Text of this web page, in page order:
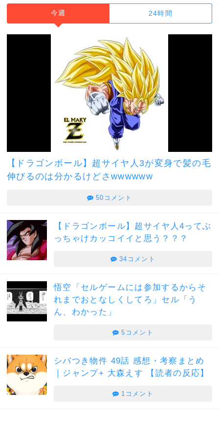
今週 24時間
【ドラゴンボール】超サイヤ人3が変身で髪の毛
伸びるのは分かるけどさwwwwww
50コメント
【ドラゴンボール】超サイヤ人4ってぶ
っちゃけカッコイイと思う？？？
34コメント
悟空「セルゲームには参加するからそ
れまでおとなしくしてろ」セル「う
ん、わかった」
5コメント
シバつき物件 49話 感想・考察まとめ
｜ジャンプ+ 大森えす 【読者の反応】
1コメント